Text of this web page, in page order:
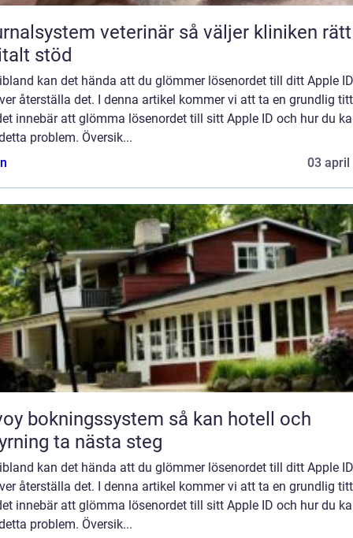
veterinär så väljer kliniken rätt
stöd
kan det hända att du glömmer lösenordet till ditt Apple
återställa det. I denna artikel kommer vi att ta en grundlig
innebär att glömma lösenordet till sitt Apple ID och hur du
problem. Översik...
03 april
så kan hotell och
ta nästa steg
kan det hända att du glömmer lösenordet till ditt Apple
återställa det. I denna artikel kommer vi att ta en grundlig
innebär att glömma lösenordet till sitt Apple ID och hur du
problem. Översik...